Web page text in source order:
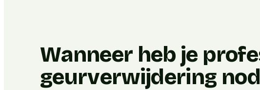
Wanneer heb je
geurverwijdering